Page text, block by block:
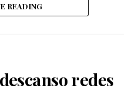
llamadas de personas
del creador de contenido.
confirmaron que la
READING
redes